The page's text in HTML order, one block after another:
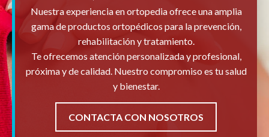
Nuestra experiencia en ortopedia ofrece una amplia
gama de productos ortopédicos para la prevención,
rehabilitación y tratamiento.
Te ofrecemos atención personalizada y profesional,
próxima y de calidad. Nuestro compromiso es tu salud
y bienestar.
CONTACTA CON NOSOTROS